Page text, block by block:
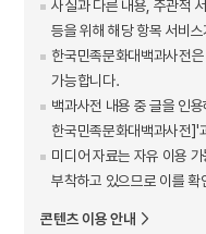
사실과 다른 내용, 주관적
등을 위해 해당 항목 서비
한국민족문화대백과사전
가능합니다.
백과사전 내용 중 글을 인
한국민족문화대백과사전]'
미디어 자료는 자유 이용
부착하고 있으므로 이를
콘텐츠 이용 안내